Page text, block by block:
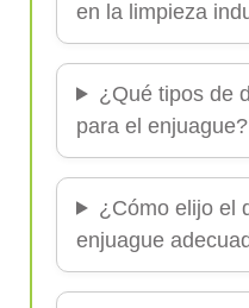
en la limpieza
¿Qué tipos de
para el enjuague?
¿Cómo elijo el
enjuague